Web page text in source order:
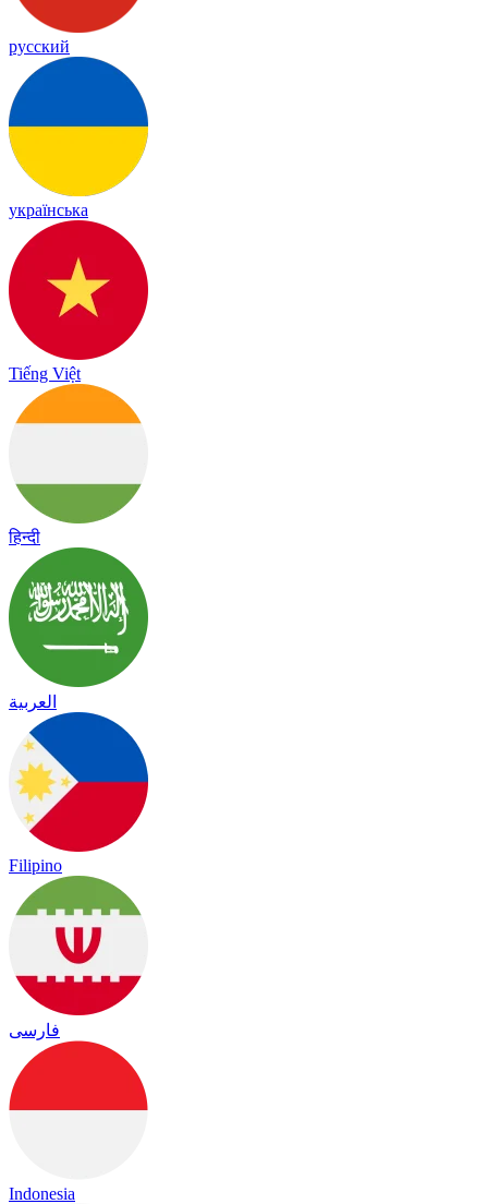
русский
українська
Tiếng Việt
हिन्दी
العربية
Filipino
فارسی
Indonesia